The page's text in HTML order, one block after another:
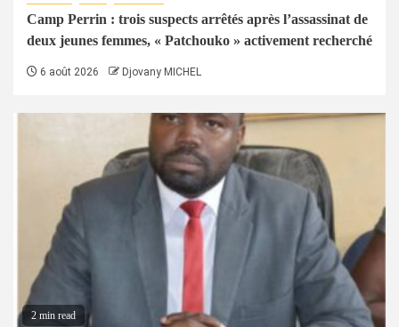
Camp Perrin : trois suspects arrêtés après l’assassinat de
deux jeunes femmes, « Patchouko » activement recherché
6 août 2026 Djovany MICHEL
2 min read